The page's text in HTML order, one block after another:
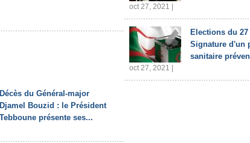
oct 27, 2021 |
Elections du
Signature d'un
sanitaire
oct 27, 2021 |
Décès du Général-major
Djamel Bouzid : le Président
Tebboune présente ses...